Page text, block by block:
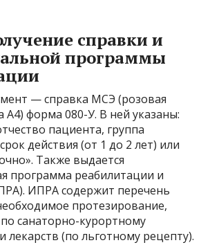
справки и
программы
— справка МСЭ (розовая
А4) форма 080-У. В ней указаны:
пациента, группа
действия (от 1 до 2 лет) или
Также выдается
программа реабилитации и
ИПРА содержит перечень
протезирование,
санаторно-курортному
лекарств (по льготному рецепту).